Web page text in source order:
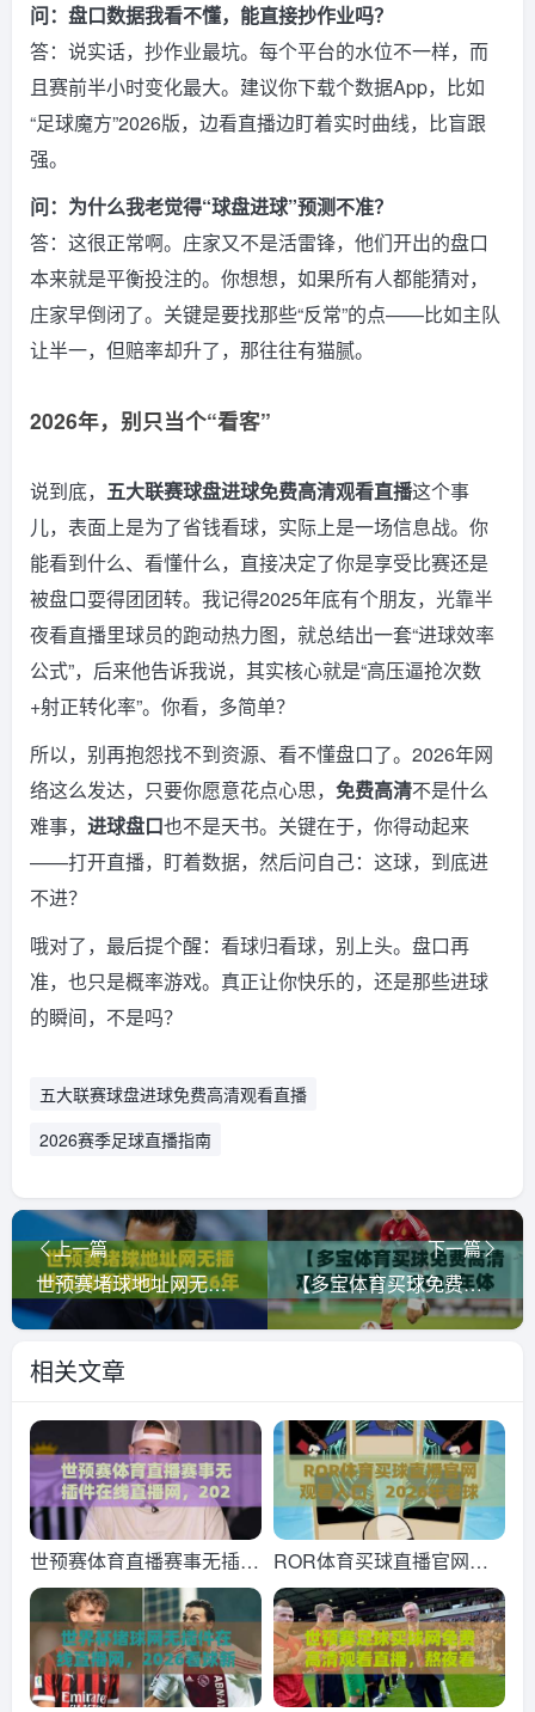
问：盘口数据我看不懂，能直接抄作业吗？
答：说实话，抄作业最坑。每个平台的水位不一样，而
且赛前半小时变化最大。建议你下载个数据App，比如
“足球魔方”2026版，边看直播边盯着实时曲线，比盲跟
强。
问：为什么我老觉得“球盘进球”预测不准？
答：这很正常啊。庄家又不是活雷锋，他们开出的盘口
本来就是平衡投注的。你想想，如果所有人都能猜对，
庄家早倒闭了。关键是要找那些“反常”的点——比如主队
让半一，但赔率却升了，那往往有猫腻。
2026年，别只当个“看客”
说到底， 五大联赛球盘进球免费高清观看直播这个事
儿，表面上是为了省钱看球，实际上是一场信息战。你
能看到什么、看懂什么，直接决定了你是享受比赛还是
被盘口耍得团团转。我记得2025年底有个朋友，光靠半
夜看直播里球员的跑动热力图，就总结出一套“进球效率
公式”，后来他告诉我说，其实核心就是“高压逼抢次数
+射正转化率”。你看，多简单？
所以，别再抱怨找不到资源、看不懂盘口了。2026年网
络这么发达，只要你愿意花点心思， 免费高清不是什么
难事， 进球盘口也不是天书。关键在于，你得动起来
——打开直播，盯着数据，然后问自己：这球，到底进
不进？
哦对了，最后提个醒：看球归看球，别上头。盘口再
准，也只是概率游戏。真正让你快乐的，还是那些进球
的瞬间，不是吗？
五大联赛球盘进球免费高清观看直播
2026赛季足球直播指南
上一篇
世预赛堵球地址网无插件在线直播网：2026年球迷必收藏的观赛指南
下一篇
【多宝体育买球免费高清观看直播】：2026年体育迷的免费高清直播新选择
相关文章
世预赛体育直播赛事无插件
在线直播网，2026终极看
球指南来了
ROR体育买球直播官网观
看入口，2026年老球迷私
藏的几个实用经验